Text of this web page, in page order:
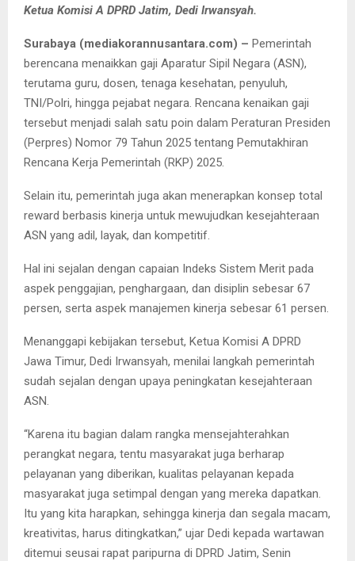
Ketua Komisi A DPRD Jatim, Dedi Irwansyah.
Surabaya (mediakorannusantara.com) – Pemerintah
berencana menaikkan gaji Aparatur Sipil Negara (ASN),
terutama guru, dosen, tenaga kesehatan, penyuluh,
TNI/Polri, hingga pejabat negara. Rencana kenaikan gaji
tersebut menjadi salah satu poin dalam Peraturan Presiden
(Perpres) Nomor 79 Tahun 2025 tentang Pemutakhiran
Rencana Kerja Pemerintah (RKP) 2025.
Selain itu, pemerintah juga akan menerapkan konsep total
reward berbasis kinerja untuk mewujudkan kesejahteraan
ASN yang adil, layak, dan kompetitif.
Hal ini sejalan dengan capaian Indeks Sistem Merit pada
aspek penggajian, penghargaan, dan disiplin sebesar 67
persen, serta aspek manajemen kinerja sebesar 61 persen.
Menanggapi kebijakan tersebut, Ketua Komisi A DPRD
Jawa Timur, Dedi Irwansyah, menilai langkah pemerintah
sudah sejalan dengan upaya peningkatan kesejahteraan
ASN.
“Karena itu bagian dalam rangka mensejahterahkan
perangkat negara, tentu masyarakat juga berharap
pelayanan yang diberikan, kualitas pelayanan kepada
masyarakat juga setimpal dengan yang mereka dapatkan.
Itu yang kita harapkan, sehingga kinerja dan segala macam,
kreativitas, harus ditingkatkan,” ujar Dedi kepada wartawan
ditemui seusai rapat paripurna di DPRD Jatim, Senin